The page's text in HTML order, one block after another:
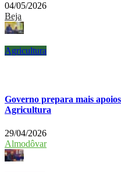
04/05/2026
Beja
Agricultura
Governo prepara mais
Agricultura
29/04/2026
Almodôvar